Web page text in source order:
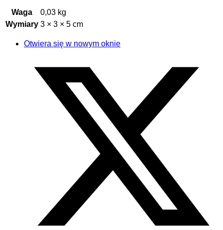
Waga
0,03 kg
Wymiary 3 × 3 × 5 cm
Otwiera się w nowym oknie